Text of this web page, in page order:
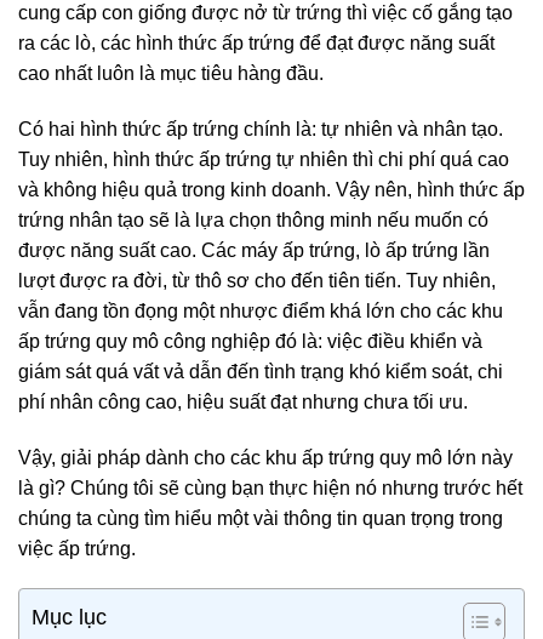
cung cấp con giống được nở từ trứng thì việc cố gắng tạo
ra các lò, các hình thức ấp trứng để đạt được năng suất
cao nhất luôn là mục tiêu hàng đầu.
Có hai hình thức ấp trứng chính là: tự nhiên và nhân tạo.
Tuy nhiên, hình thức ấp trứng tự nhiên thì chi phí quá cao
và không hiệu quả trong kinh doanh. Vậy nên, hình thức ấp
trứng nhân tạo sẽ là lựa chọn thông minh nếu muốn có
được năng suất cao. Các máy ấp trứng, lò ấp trứng lần
lượt được ra đời, từ thô sơ cho đến tiên tiến. Tuy nhiên,
vẫn đang tồn đọng một nhược điểm khá lớn cho các khu
ấp trứng quy mô công nghiệp đó là: việc điều khiển và
giám sát quá vất vả dẫn đến tình trạng khó kiểm soát, chi
phí nhân công cao, hiệu suất đạt nhưng chưa tối ưu.
Vậy, giải pháp dành cho các khu ấp trứng quy mô lớn này
là gì? Chúng tôi sẽ cùng bạn thực hiện nó nhưng trước hết
chúng ta cùng tìm hiểu một vài thông tin quan trọng trong
việc ấp trứng.
Mục lục